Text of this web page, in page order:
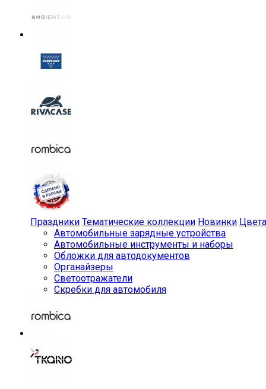
Праздники Тематические коллекции Новинки Цвета
Автомобильные зарядные устройства
Автомобильные инструменты и наборы
Обложки для автодокументов
Органайзеры
Светоотражатели
Скребки для автомобиля